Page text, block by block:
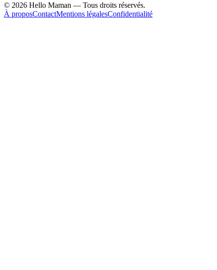
© 2026 Hello Maman — Tous droits réservés.
À proposContactMentions légalesConfidentialité